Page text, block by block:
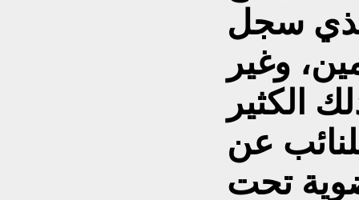
الذي سجل
وغير
عن
تحت